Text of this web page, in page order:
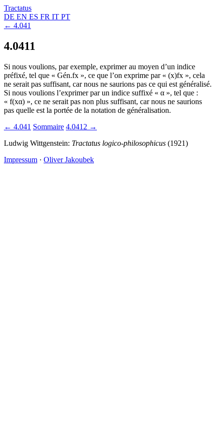
Tractatus
DE EN ES FR IT PT
← 4.041
4.0411
Si nous voulions, par exemple, exprimer au moyen d’un indice
préfixé, tel que « Gén.fx », ce que l’on exprime par « (x)fx », cela
ne serait pas suffisant, car nous ne saurions pas ce qui est généralisé.
Si nous voulions l’exprimer par un indice suffixé « α », tel que :
« f(xα) », ce ne serait pas non plus suffisant, car nous ne saurions
pas quelle est la portée de la notation de généralisation.
← 4.041 Sommaire 4.0412 →
Ludwig Wittgenstein: Tractatus logico-philosophicus (1921)
Impressum · Oliver Jakoubek